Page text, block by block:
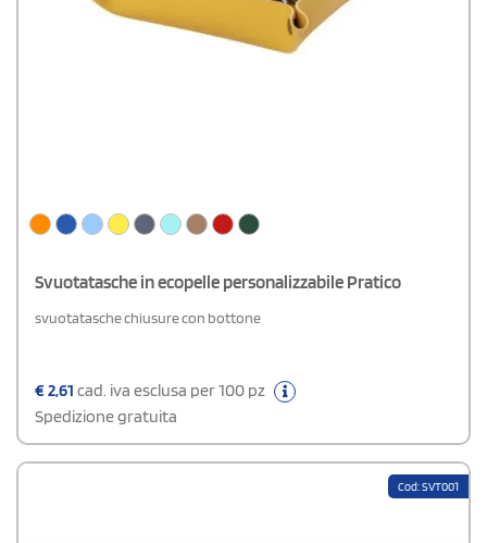
Svuotatasche in ecopelle personalizzabile Pratico
svuotatasche chiusure con bottone
€2,61 cad. iva esclusa per 100 pz
Spedizione gratuita
Cod: SVT001